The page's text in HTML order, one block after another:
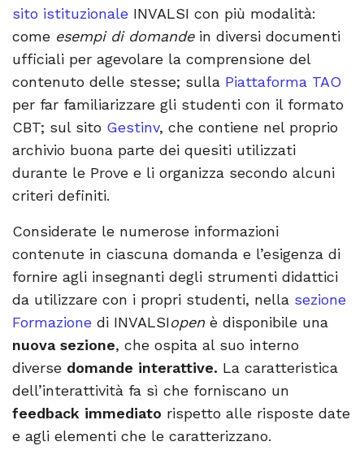
sito istituzionale INVALSI con più modalità:
come esempi di domande in diversi documenti
ufficiali per agevolare la comprensione del
contenuto delle stesse; sulla Piattaforma TAO
per far familiarizzare gli studenti con il formato
CBT; sul sito Gestinv, che contiene nel proprio
archivio buona parte dei quesiti utilizzati
durante le Prove e li organizza secondo alcuni
criteri definiti.
Considerate le numerose informazioni
contenute in ciascuna domanda e l’esigenza di
fornire agli insegnanti degli strumenti didattici
da utilizzare con i propri studenti, nella sezione
Formazione di INVALSIopen è disponibile una
nuova sezione, che ospita al suo interno
diverse domande interattive. La caratteristica
dell’interattività fa sì che forniscano un
feedback immediato rispetto alle risposte date
e agli elementi che le caratterizzano.